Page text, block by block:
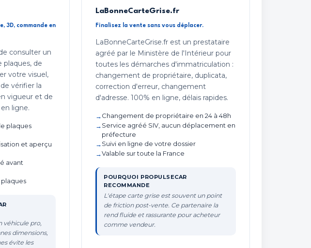
3D, commande en
consulter un
plaques, de
votre visuel,
vérifier la
vigueur et de
ligne.
plaques
et aperçu
avant
véhicule pro,
dimensions,
évite les
LaBonneCarteGrise.fr
Finalisez la vente sans vous déplacer.
LaBonneCarteGrise.fr est un prestataire
agréé par le Ministère de l'Intérieur pour
toutes les démarches d'immatriculation :
changement de propriétaire, duplicata,
correction d'erreur, changement
d'adresse. 100% en ligne, délais rapides.
Changement de propriétaire en 24 à 48h
Service agréé SIV, aucun déplacement en
préfecture
Suivi en ligne de votre dossier
Valable sur toute la France
POURQUOI PROPULSECAR
RECOMMANDE
L'étape carte grise est souvent un point
de friction post-vente. Ce partenaire la
rend fluide et rassurante pour acheteur
comme vendeur.